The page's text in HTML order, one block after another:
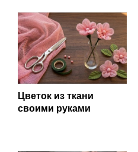
Цветок из ткани
своими руками